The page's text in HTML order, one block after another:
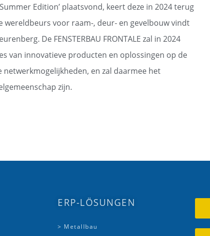
Edition’ plaatsvond, keert deze in 2024 terug
voor raam-, deur- en gevelbouw vindt
De FENSTERBAU FRONTALE zal in 2024
van innovatieve producten en oplossingen op de
en zal daarmee het
zijn.
ERP-LÖSUNGEN
> Metallbau